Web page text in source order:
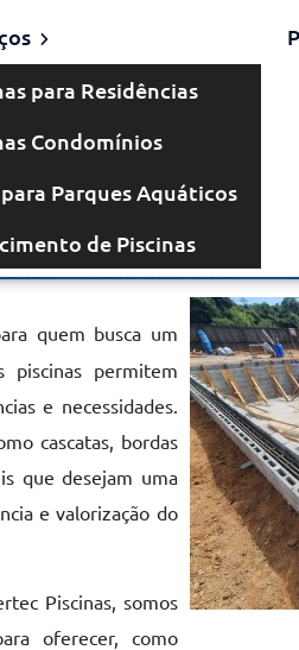
para Residências
Condomínios
Parques Aquáticos
de Piscinas
Solicite um
quem busca um
piscinas permitem
e necessidades.
cascatas, bordas
que desejam uma
e valorização do
Piscinas, somos
oferecer, como